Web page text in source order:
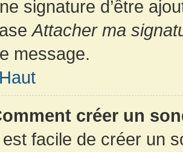
signature d’être
Attacher ma
message.
Haut
créer un
est facile de créer un